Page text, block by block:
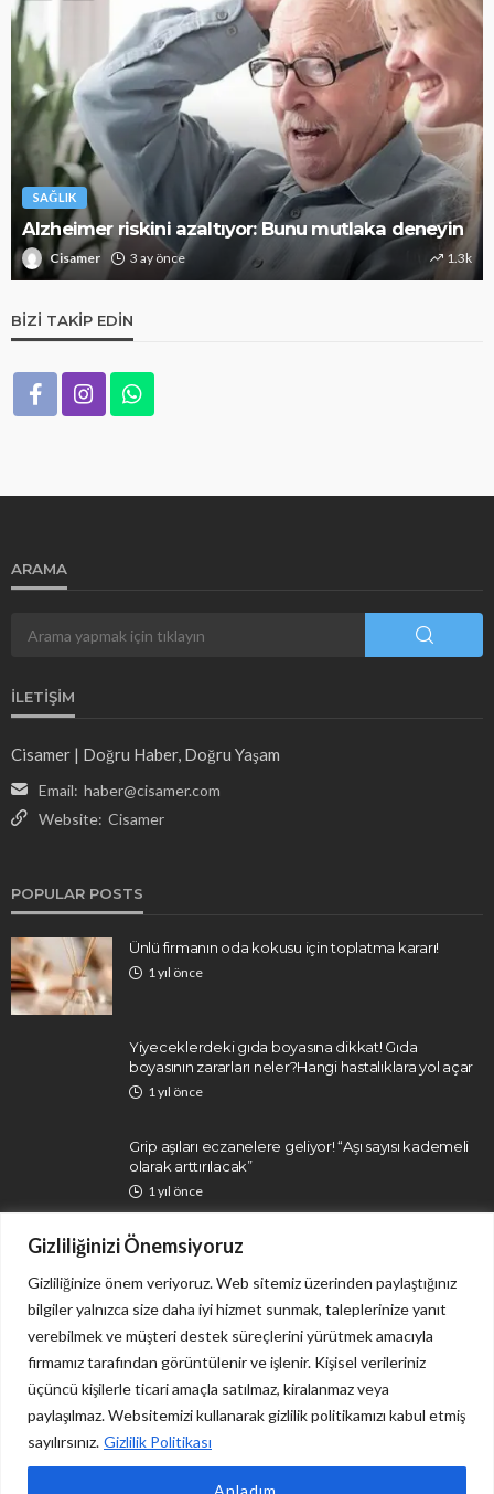
Gizliliğinizi Önemsiyoruz
Gizliliğinize önem veriyoruz. Web sitemiz üzerinden paylaştığınız
bilgiler yalnızca size daha iyi hizmet sunmak, taleplerinize yanıt
verebilmek ve müşteri destek süreçlerini yürütmek amacıyla
firmamız tarafından görüntülenir ve işlenir. Kişisel verileriniz
üçüncü kişilerle ticari amaçla satılmaz, kiralanmaz veya
paylaşılmaz. Websitemizi kullanarak gizlilik politikamızı kabul etmiş
sayılırsınız. Gizlilik Politikası
Anladım.
SAĞLIK
Alzheimer riskini azaltıyor: Bunu mutlaka deneyin
Cisamer 3 ay önce 1.3k
BIZI TAKIP EDIN
ARAMA
İLETIŞIM
Cisamer | Doğru Haber, Doğru Yaşam
Email: haber@cisamer.com
Website: Cisamer
POPULAR POSTS
Ünlü firmanın oda kokusu için toplatma kararı!
1 yıl önce
Yiyeceklerdeki gıda boyasına dikkat! Gıda
boyasının zararları neler?Hangi hastalıklara yol açar
1 yıl önce
Grip aşıları eczanelere geliyor! “Aşı sayısı kademeli
olarak arttırılacak”
1 yıl önce
İletişim Gizlilik Politikası
önerisi ya da uygulama tavsiyesi değildir. Copyright © 2024 Tüm Hakları Saklıdır. Cisamer | Doğru